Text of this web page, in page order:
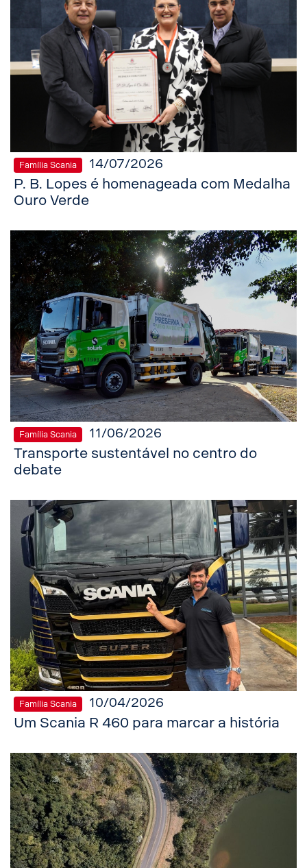
Família Scania 14/07/2026
P. B. Lopes é homenageada com Medalha
Ouro Verde
Família Scania 11/06/2026
Transporte sustentável no centro do
debate
Família Scania 10/04/2026
Um Scania R 460 para marcar a história